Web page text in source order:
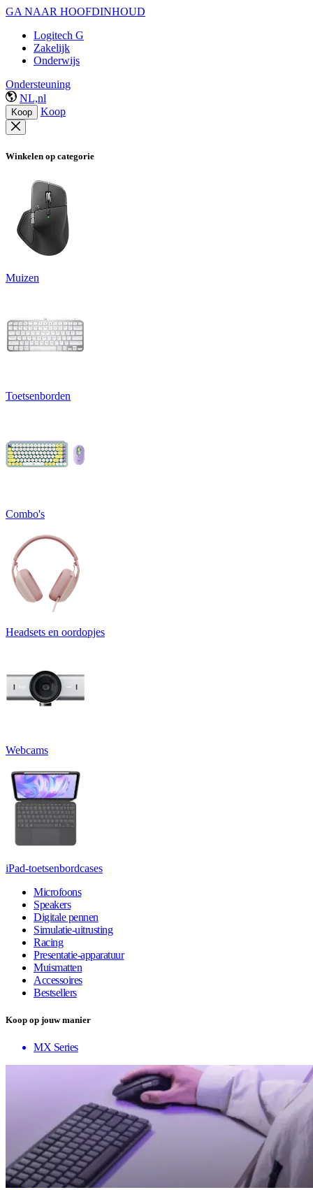
GA NAAR HOOFDINHOUD
Logitech G
Zakelijk
Onderwijs
Ondersteuning
NL,nl
Koop Koop
Winkelen op categorie
Muizen
Toetsenborden
Combo's
Headsets en oordopjes
Webcams
iPad-toetsenbordcases
Microfoons
Speakers
Digitale pennen
Simulatie-uitrusting
Racing
Presentatie-apparatuur
Muismatten
Accessoires
Bestsellers
Koop op jouw manier
MX Series